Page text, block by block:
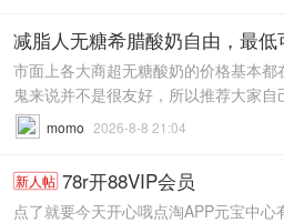
减脂人无糖希腊酸奶自由，最
市面上各大商超无糖酸奶的价格基本
鬼来说并不是很友好，所以推荐大家自
momo 2026-8-8 21:04
新人帖 78r开88VIP会员
点了就要今天开心哦点淘APP元宝中